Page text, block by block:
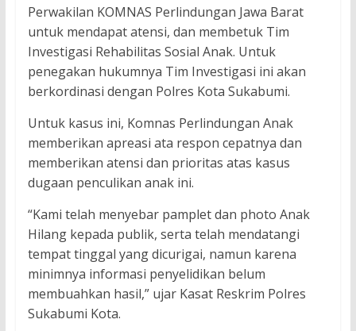
Perwakilan KOMNAS Perlindungan Jawa Barat
untuk mendapat atensi, dan membetuk Tim
Investigasi Rehabilitas Sosial Anak. Untuk
penegakan hukumnya Tim Investigasi ini akan
berkordinasi dengan Polres Kota Sukabumi.
Untuk kasus ini, Komnas Perlindungan Anak
memberikan apreasi ata respon cepatnya dan
memberikan atensi dan prioritas atas kasus
dugaan penculikan anak ini.
“Kami telah menyebar pamplet dan photo Anak
Hilang kepada publik, serta telah mendatangi
tempat tinggal yang dicurigai, namun karena
minimnya informasi penyelidikan belum
membuahkan hasil,” ujar Kasat Reskrim Polres
Sukabumi Kota.